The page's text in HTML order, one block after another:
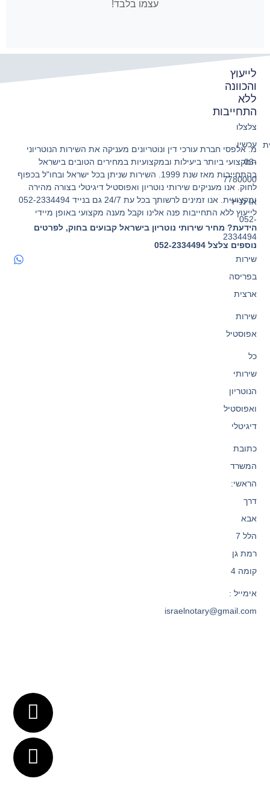
עצמו בלבד!
מ. אלפסי חברת עורכי דין ונוטריונים מעניקה את השירות הנוטריוני
המקצועי ביותר ביעילות ובמקצועיות במחירים הטובים בישראל
בהתחייבות מאז שנת 1999. השירות שניתן בכל ישראל ובחו"ל בכפוף
לחוק. אנו מעניקים שירותי נוטריון ואפוסטיל דיגיטלי בצורה מהירה
ומקצועית. אנו זמינים לרשותך בכל עת 24/7 גם בנייד 052-2334494
לייעוץ ללא התחייבות פנה אלינו וקבל מענה מקצועי באופן מיידי
הידעת? מחיר שירותי נוטריון בישראל קבועים בחוק, לפרטים
נוספים צלצל 052-2334494
לייעוץ
והכוונה
ללא
התחייבות
צלצלו
עכשיו
03-
7780000
או לנייד
052-
2334494
שירות
בפריסה
ארצית
שירות
אפוסטיל
כל
שירותי
הנוטריון
ואפוסטיל
דיגיטלי
כתובת
המשרד
הראשי:
דרך
אבא
הלל 7
רמת גן
קומה 4
אימייל :
israelnotary@gmail.com